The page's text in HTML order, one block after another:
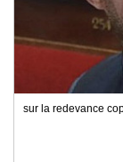
sur la redevance